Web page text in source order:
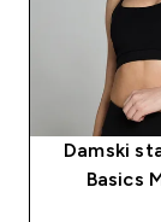
Damski
Basics